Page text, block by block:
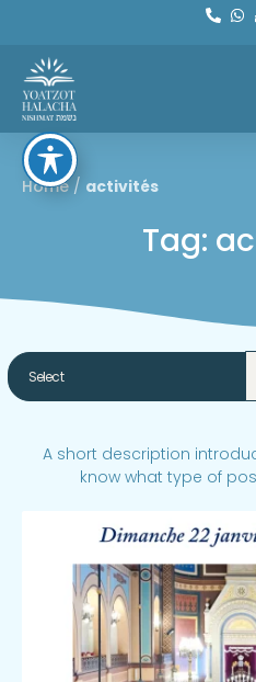
Home/ activités
Tag:
A short description
know what type of